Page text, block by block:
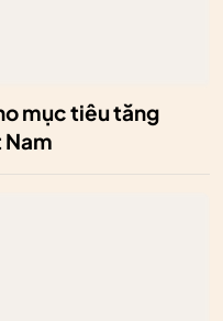
mục tiêu tăng